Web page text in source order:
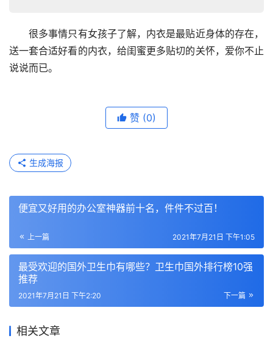
很多事情只有女孩子了解，内衣是最贴近身体的存在，
送一套合适好看的内衣，给闺蜜更多贴切的关怀，爱你不止
说说而已。
赞 (0)
生成海报
便宜又好用的办公室神器前十名，件件不过百！
上一篇 2021年7月21日 下午1:05
最受欢迎的国外卫生巾有哪些？卫生巾国外排行榜10强
推荐
下一篇
2021年7月21日 下午2:20
相关文章